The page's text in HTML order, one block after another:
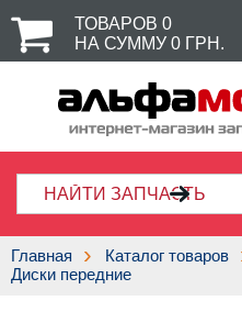
ТОВАРОВ 0
НА СУММУ 0 ГРН.
Главная Каталог товаров
Диски передние